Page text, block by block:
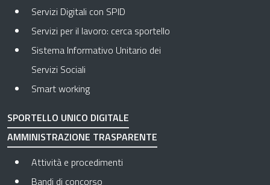
Servizi Digitali con SPID
Servizi per il lavoro: cerca sportello
Sistema Informativo Unitario dei
Servizi Sociali
Smart working
SPORTELLO UNICO DIGITALE
AMMINISTRAZIONE TRASPARENTE
Attività e procedimenti
Bandi di concorso